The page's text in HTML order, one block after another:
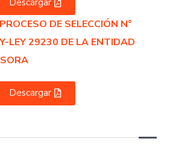
Descargar
DE SELECCIÓN N°
LEY 29230 DE LA ENTIDAD
Descargar